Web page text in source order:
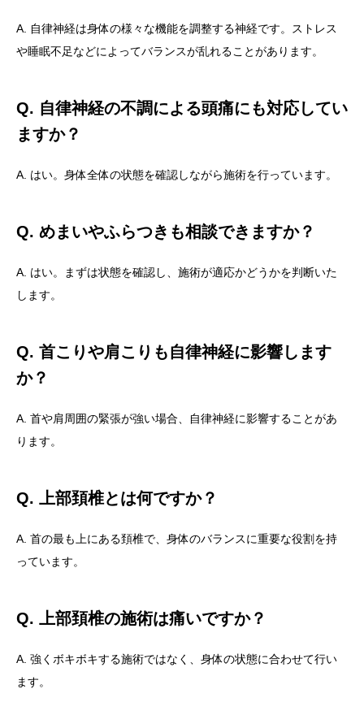
A. 自律神経は身体の様々な機能を調整する神経です。ストレス
や睡眠不足などによってバランスが乱れることがあります。
Q. 自律神経の不調による頭痛にも対応してい
ますか？
A. はい。身体全体の状態を確認しながら施術を行っています。
Q. めまいやふらつきも相談できますか？
A. はい。まずは状態を確認し、施術が適応かどうかを判断いた
します。
Q. 首こりや肩こりも自律神経に影響します
か？
A. 首や肩周囲の緊張が強い場合、自律神経に影響することがあ
ります。
Q. 上部頚椎とは何ですか？
A. 首の最も上にある頚椎で、身体のバランスに重要な役割を持
っています。
Q. 上部頚椎の施術は痛いですか？
A. 強くボキボキする施術ではなく、身体の状態に合わせて行い
ます。